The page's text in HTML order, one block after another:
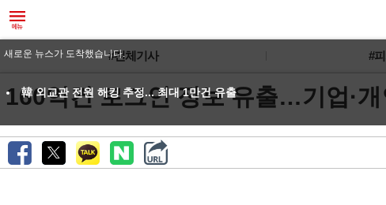
#전체기사 #
160억건 로그인 정보 유출…기업·
새로운 뉴스가 도착했습니다.
韓 외교관 전원 해킹 추정... 최대 1만건 유출